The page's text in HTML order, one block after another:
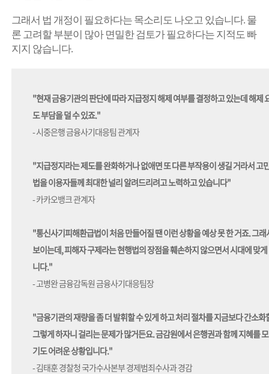
그래서 법 개정이 필요하다는 목소리도 나오고 있습니다. 물
론 고려할 부분이 많아 면밀한 검토가 필요하다는 지적도 빠
지지 않습니다.
"현재 금융기관의 판단에 따라 지급정지 해제 여부를 결정하고 있는데 해제
도 부담을 덜 수 있죠."
- 시중은행 금융사기대응팀 관계자
"지급정지라는 제도를 완화하거나 없애면 또 다른 부작용이 생길 거라서 고
법을 이용자들께 최대한 널리 알려드리려고 노력하고 있습니다"
- 카카오뱅크 관계자
"통신사기피해환급법이 처음 만들어질 땐 이런 상황을 예상 못 한 거죠. 그
보이는데, 피해자 구제라는 현행법의 장점을 훼손하지 않으면서 시대에 맞
니다."
- 고병완 금융감독원 금융사기대응팀장
"금융기관의 재량을 좀 더 발휘할 수 있게 하고 처리 절차를 지금보다 간소
그렇게 하자니 걸리는 문제가 많거든요. 금감원에서 은행권과 함께 지혜를
기도 어려운 상황입니다."
- 김태훈 경찰청 국가수사본부 경제범죄수사과 경감